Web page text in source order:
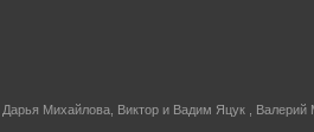
Михайлова, Виктор и Вадим Яцук ,